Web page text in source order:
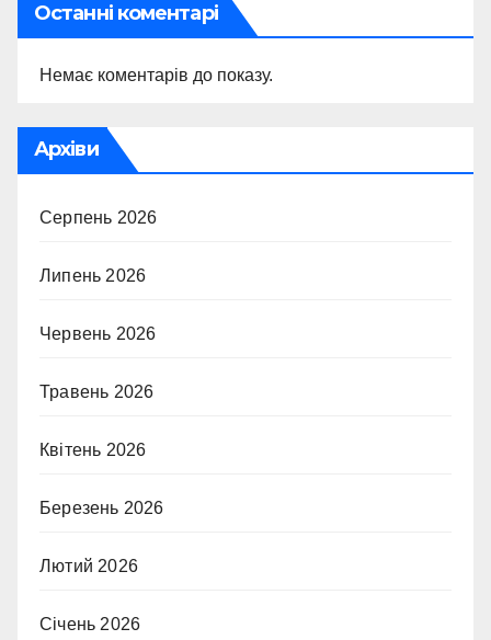
Останні коментарі
Немає коментарів до показу.
Архіви
Серпень 2026
Липень 2026
Червень 2026
Травень 2026
Квітень 2026
Березень 2026
Лютий 2026
Січень 2026